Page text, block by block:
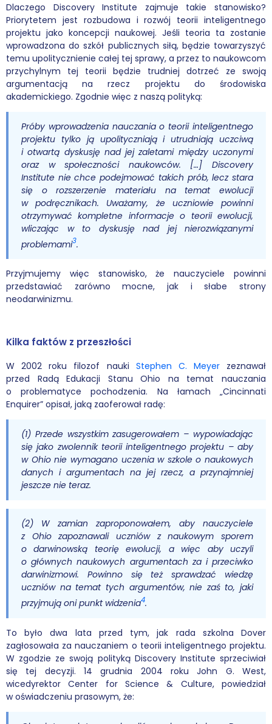
Dlaczego Discovery Institute zajmuje takie stanowisko?
Priorytetem jest rozbudowa i rozwój teorii inteligentnego
projektu jako koncepcji naukowej. Jeśli teoria ta zostanie
wprowadzona do szkół publicznych siłą, będzie towarzyszyć
temu upolitycznienie całej tej sprawy, a przez to naukowcom
przychylnym tej teorii będzie trudniej dotrzeć ze swoją
argumentacją na rzecz projektu do środowiska
akademickiego. Zgodnie więc z naszą polityką:
Próby wprowadzenia nauczania o teorii inteligentnego
projektu tylko ją upolityczniają i utrudniają uczciwą
i otwartą dyskusję nad jej zaletami między uczonymi
oraz w społeczności naukowców. […] Discovery
Institute nie chce podejmować takich prób, lecz stara
się o rozszerzenie materiału na temat ewolucji
w podręcznikach. Uważamy, że uczniowie powinni
otrzymywać kompletne informacje o teorii ewolucji,
wliczając w to dyskusję nad jej nierozwiązanymi
problemami3.
Przyjmujemy więc stanowisko, że nauczyciele powinni
przedstawiać zarówno mocne, jak i słabe strony
neodarwinizmu.
Kilka faktów z przeszłości
W 2002 roku filozof nauki Stephen C. Meyerzeznawał
przed Radą Edukacji Stanu Ohio na temat nauczania
o problematyce pochodzenia. Na łamach „Cincinnati
Enquirer” opisał, jaką zaoferował radę:
(1) Przede wszystkim zasugerowałem – wypowiadając
się jako zwolennik teorii inteligentnego projektu – aby
w Ohio nie wymagano uczenia w szkole o naukowych
danych i argumentach na jej rzecz, a przynajmniej
jeszcze nie teraz.
(2) W zamian zaproponowałem, aby nauczyciele
z Ohio zapoznawali uczniów z naukowym sporem
o darwinowską teorię ewolucji, a więc aby uczyli
o głównych naukowych argumentach za i przeciwko
darwinizmowi. Powinno się też sprawdzać wiedzę
uczniów na temat tych argumentów, nie zaś to, jaki
przyjmują oni punkt widzenia4.
To było dwa lata przed tym, jak rada szkolna Dover
zagłosowała za nauczaniem o teorii inteligentnego projektu.
W zgodzie ze swoją polityką Discovery Institute sprzeciwiał
się tej decyzji. 14 grudnia 2004 roku John G. West,
wicedyrektor Center for Science & Culture, powiedział
w oświadczeniu prasowym, że: